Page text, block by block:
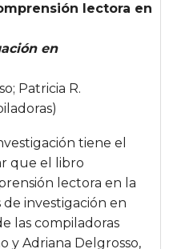
lectora en
en
Patricia R.
tiene el
que el libro
lectora en la
de investigación en
las compiladoras
y Adriana Delgrosso,